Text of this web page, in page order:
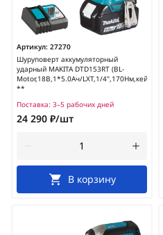
Артикул: 27270
Шуруповерт аккумуляторный
ударный MAKITA DTD153RT (BL-
Motor,18В,1*5.0Ач/LXT,1/4",170Нм,кейс)
**
Поставка: 3–5 рабочих дней
24 290 ₽/шт
В корзину